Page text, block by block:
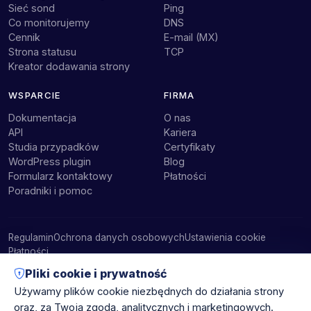
Sieć sond
Co monitorujemy
Cennik
Strona statusu
Kreator dodawania strony
Ping
DNS
E-mail (MX)
TCP
WSPARCIE
Dokumentacja
API
Studia przypadków
WordPress plugin
Formularz kontaktowy
Poradniki i pomoc
FIRMA
O nas
Kariera
Certyfikaty
Blog
Płatności
RegulaminOchrona danych osobowychUstawienia cookie
Płatności
Treści tworzy i utrzymuje zespółWEDOS OnLine
Pliki cookie i prywatność
Używamy plików cookie niezbędnych do działania strony
oraz, za Twoją zgodą, analitycznych i marketingowych.